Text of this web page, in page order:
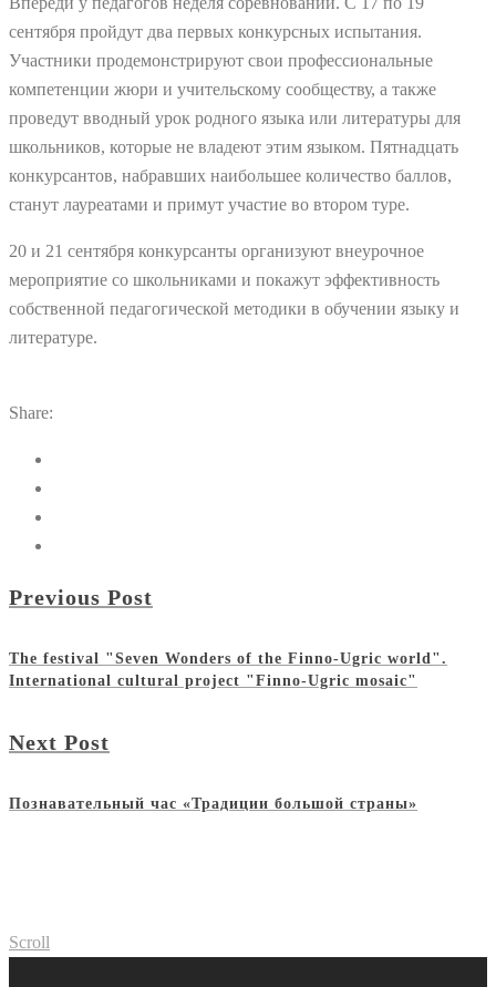
сентября пройдут два первых конкурсных испытания.
Участники продемонстрируют свои профессиональные
компетенции жюри и учительскому сообществу, а также
проведут вводный урок родного языка или литературы для
школьников, которые не владеют этим языком. Пятнадцать
конкурсантов, набравших наибольшее количество баллов,
станут лауреатами и примут участие во втором туре.
20 и 21 сентября конкурсанты организуют внеурочное
мероприятие со школьниками и покажут эффективность
собственной педагогической методики в обучении языку и
литературе.
Share:
Previous Post
The festival "Seven Wonders of the Finno-Ugric world".
International cultural project "Finno-Ugric mosaic"
Next Post
Познавательный час «Традиции большой страны»
Scroll